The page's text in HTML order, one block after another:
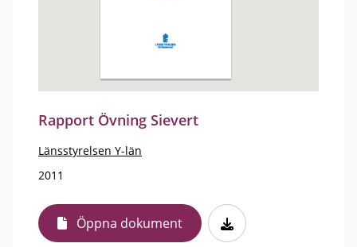
Rapport Övning Sievert
Länsstyrelsen Y-län
2011
Öppna dokument